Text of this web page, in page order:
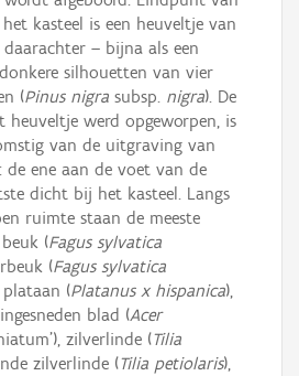
kasteel is een heuveltje van
– bijna als een
silhouetten van vier
(Pinus nigra subsp. nigra). De
heuveltje werd opgeworpen, is
van de uitgraving van
de ene aan de voet van de
dicht bij het kasteel. Langs
ruimte staan de meeste
(Fagus sylvatica
(Fagus sylvatica
plataan (Platanus x hispanica),
blad (Acer
zilverlinde (Tilia
zilverlinde (Tilia petiolaris),